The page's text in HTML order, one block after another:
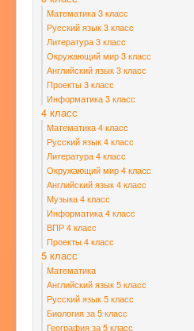
Математика 3 класс
Русский язык 3 класс
Литература 3 класс
Окружающий мир 3 класс
Английский язык 3 класс
Проекты 3 класс
Информатика 3 класс
4 класс
Математика 4 класс
Русский язык 4 класс
Литература 4 класс
Окружающий мир 4 класс
Английский язык 4 класс
Музыка 4 класс
Информатика 4 класс
ВПР 4 класс
Проекты 4 класс
5 класс
Математика
Английский язык 5 класс
Русский язык 5 класс
Биология за 5 класс
География за 5 класс